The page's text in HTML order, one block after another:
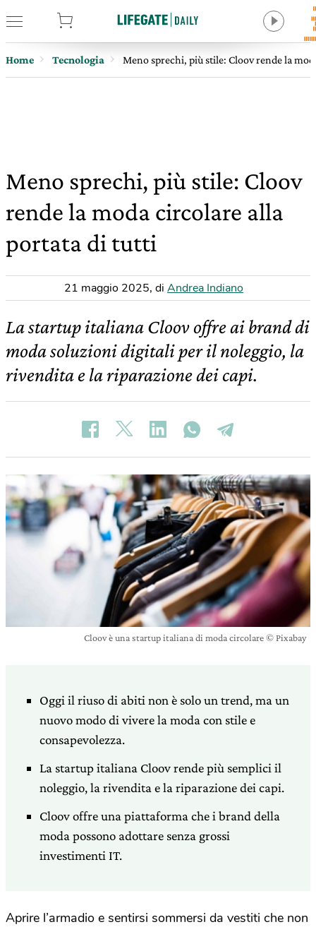
Home Tecnologia Meno sprechi, più stile: Cloov rende la
Meno sprechi, più stile: Cloov
rende la moda circolare alla
portata di tutti
21 maggio 2025, di Andrea Indiano
La startup italiana Cloov offre ai brand di
moda soluzioni digitali per il noleggio, la
rivendita e la riparazione dei capi.
Cloov è una startup italiana di moda circolare © Pixabay
Oggi il riuso di abiti non è solo un trend, ma un
nuovo modo di vivere la moda con stile e
consapevolezza.
La startup italiana Cloov rende più semplici il
noleggio, la rivendita e la riparazione dei capi.
Cloov offre una piattaforma che i brand della
moda possono adottare senza grossi
investimenti IT.
Aprire l’armadio e sentirsi sommersi da vestiti che non